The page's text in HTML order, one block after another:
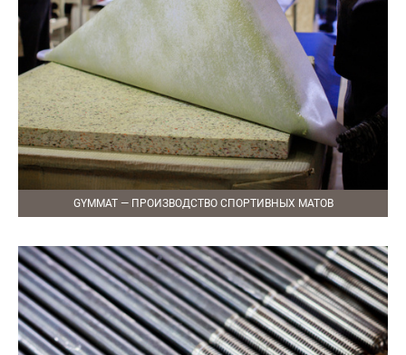
GYMMAT — ПРОИЗВОДСТВО СПОРТИВНЫХ МАТОВ